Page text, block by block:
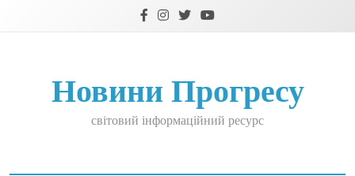
Новини Прогресу
світовий інформаційний ресурс